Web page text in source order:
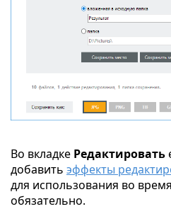
Во вкладке Редактировать
добавить эффекты
для использования во
обязательно.